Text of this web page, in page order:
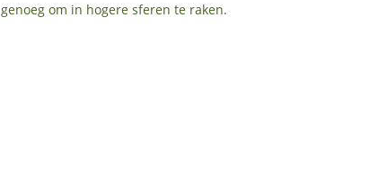
genoeg om in hogere sferen te raken.